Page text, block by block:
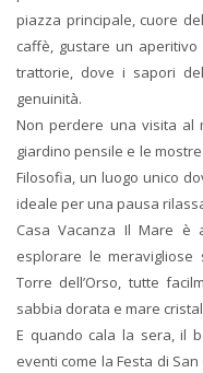
piazza principale, cuore
caffè, gustare un
trattorie, dove i sapori
genuinità.
Non perdere una visita al
giardino pensile e le
Filosofia, un luogo unico
ideale per una pausa
Casa Vacanza Il Mare
esplorare le meravigliose
Torre dell’Orso, tutte
sabbia dorata e mare
E quando cala la sera, il
eventi come la Festa di